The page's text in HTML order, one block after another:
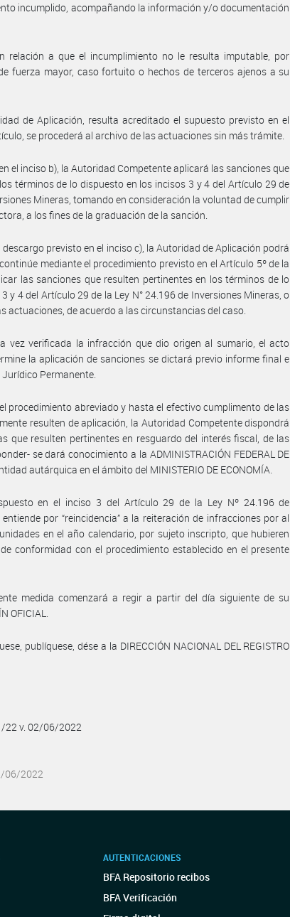
incumplido, acompañando la información y/o documentación
relación a que el incumplimiento no le resulta imputable, por
fuerza mayor, caso fortuito o hechos de terceros ajenos a su
de Aplicación, resulta acreditado el supuesto previsto en el
se procederá al archivo de las actuaciones sin más trámite.
el inciso b), la Autoridad Competente aplicará las sanciones que
términos de lo dispuesto en los incisos 3 y 4 del Artículo 29 de
Mineras, tomando en consideración la voluntad de cumplir
a los fines de la graduación de la sanción.
previsto en el inciso c), la Autoridad de Aplicación podrá
mediante el procedimiento previsto en el Artículo 5º de la
las sanciones que resulten pertinentes en los términos de lo
y 4 del Artículo 29 de la Ley N° 24.196 de Inversiones Mineras, o
actuaciones, de acuerdo a las circunstancias del caso.
vez verificada la infracción que dio origen al sumario, el acto
la aplicación de sanciones se dictará previo informe final e
Permanente.
procedimiento abreviado y hasta el efectivo cumplimento de las
resulten de aplicación, la Autoridad Competente dispondrá
que resulten pertinentes en resguardo del interés fiscal, de las
se dará conocimiento a la ADMINISTRACIÓN FEDERAL DE
autárquica en el ámbito del MINISTERIO DE ECONOMÍA.
en el inciso 3 del Artículo 29 de la Ley Nº 24.196 de
por “reincidencia” a la reiteración de infracciones por al
en el año calendario, por sujeto inscripto, que hubieren
conformidad con el procedimiento establecido en el presente
medida comenzará a regir a partir del día siguiente de su
OFICIAL.
publíquese, dése a la DIRECCIÓN NACIONAL DEL REGISTRO
22 v. 02/06/2022
06/2022
AUTENTICACIONES
BFA Repositorio recibos
BFA Verificación